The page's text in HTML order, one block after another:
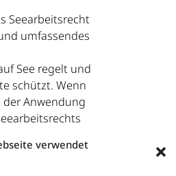
verwendet
Seearbeitsrecht
umfassendes
See regelt und
schützt. Wenn
Anwendung